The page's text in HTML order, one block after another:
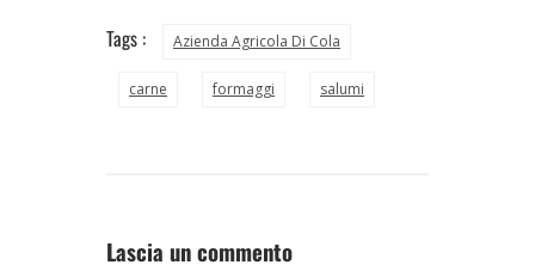
Tags : Azienda Agricola Di Cola
carne formaggi salumi
Lascia un commento